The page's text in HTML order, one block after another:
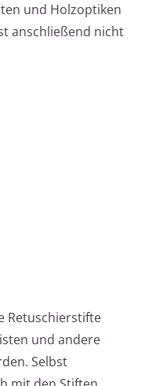
und Holzoptiken
anschließend nicht
Retuschierstifte
und andere
Selbst